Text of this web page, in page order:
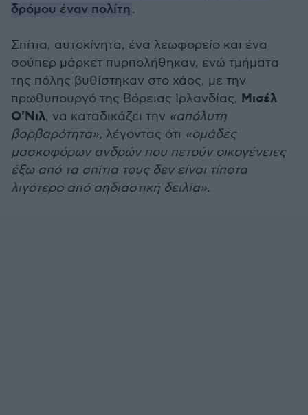
δρόμου έναν πολίτη.
Σπίτια, αυτοκίνητα, ένα λεωφορείο και ένα
σούπερ μάρκετ πυρπολήθηκαν, ενώ τμήματα
της πόλης βυθίστηκαν στο χάος, με την
πρωθυπουργό της Βόρειας Ιρλανδίας, Μισέλ
Ο'Νιλ, να καταδικάζει την «απόλυτη
βαρβαρότητα», λέγοντας ότι «ομάδες
μασκοφόρων ανδρών που πετούν οικογένειες
έξω από τα σπίτια τους δεν είναι τίποτα
λιγότερο από αηδιαστική δειλία».